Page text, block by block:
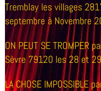
Tremblay les villages
septembre à Novembre
ON PEUT SE TROMPER
Sèvre 79120 les 28 et
LA CHOSE IMPOSSIBLE